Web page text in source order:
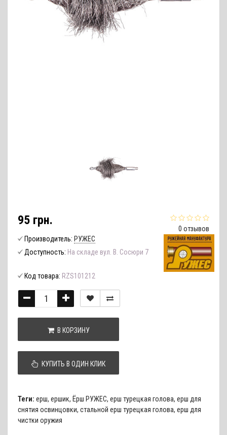
0 отзывов
95 грн.
Производитель: РУЖЕС
Доступность: На складе вул. В. Сосюри 7
Код товара: RZS101212
В КОРЗИНУ
КУПИТЬ В ОДИН КЛИК
Теги: ерш, ершик, Ёрш РУЖЕС, ерш турецкая голова, ерш для
снятия освинцовки, стальной ерш турецкая голова, ерш для
чистки оружия